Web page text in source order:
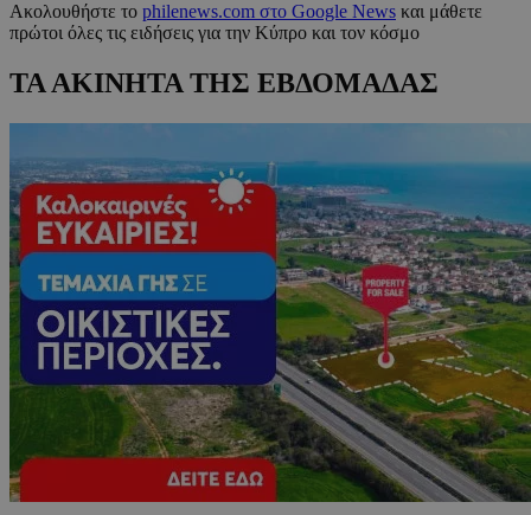
Ακολουθήστε το philenews.com στο Google News και μάθετε
πρώτοι όλες τις ειδήσεις για την Κύπρο και τον κόσμο
ΤΑ ΑΚΙΝΗΤΑ ΤΗΣ ΕΒΔΟΜΑΔΑΣ